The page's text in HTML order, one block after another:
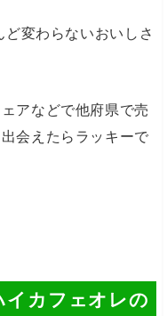
変わらないおいしさ
アなどで他府県で売
会えたらラッキーで
イカフェオレの